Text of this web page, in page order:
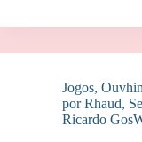
Jogos,
por Rhaud,
Ricardo